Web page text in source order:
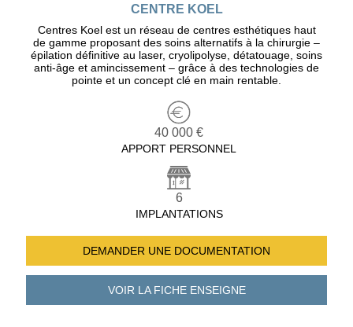
CENTRE KOEL
Centres Koel est un réseau de centres esthétiques haut
de gamme proposant des soins alternatifs à la chirurgie –
épilation définitive au laser, cryolipolyse, détatouage, soins
anti‑âge et amincissement – grâce à des technologies de
pointe et un concept clé en main rentable.
40 000 €
APPORT PERSONNEL
6
IMPLANTATIONS
DEMANDER UNE DOCUMENTATION
VOIR LA FICHEENSEIGNE